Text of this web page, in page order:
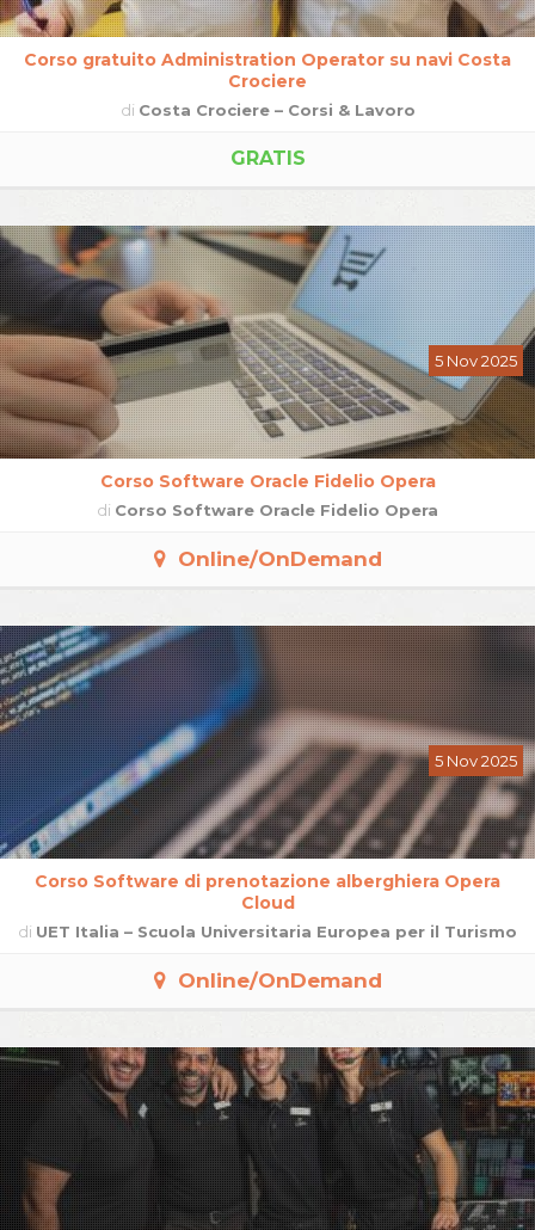
Corso gratuito Administration Operator su navi Costa
Crociere
di Costa Crociere – Corsi & Lavoro
GRATIS
Corso Software Oracle Fidelio Opera
di Corso Software Oracle Fidelio Opera
5 Nov 2025
Online/OnDemand
Corso Software di prenotazione alberghiera Opera
Cloud
di UET Italia – Scuola Universitaria Europea per il Turismo
5 Nov 2025
Online/OnDemand